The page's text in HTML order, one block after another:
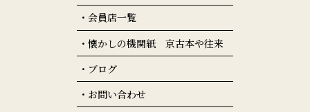
会員店一覧
懐かしの機関紙 京古本や往来
ブログ
お問い合わせ